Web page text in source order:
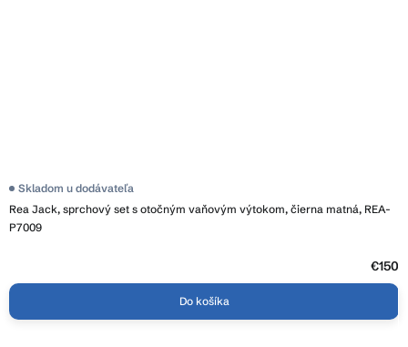
Rea Jack, sprchový set s otočným vaňovým výtokom, čierna matná, REA-
P7009
Priemerné
produktu
je
Skladom u dodávateľa
€150
Do košíka